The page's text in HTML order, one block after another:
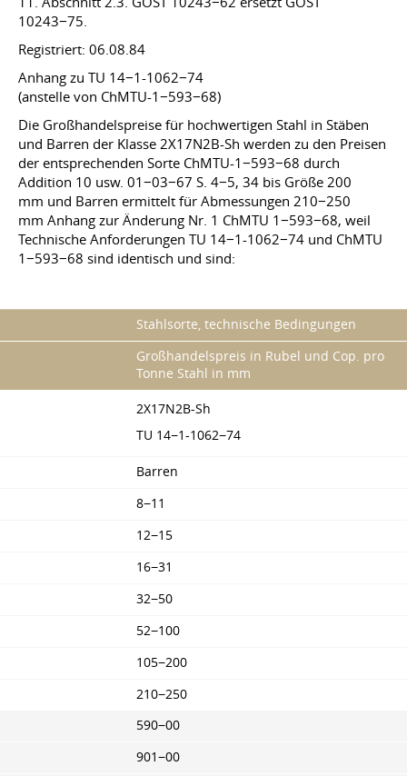
10243−75.
Registriert: 06.08.84
Anhang zu TU 14−1-1062−74
(anstelle von ChMTU-1−593−68)
Die Großhandelspreise für hochwertigen Stahl in Stäben
und Barren der Klasse 2X17N2B-Sh werden zu den Preisen
der entsprechenden Sorte ChMTU-1−593−68 durch
Addition 10 usw. 01−03−67 S. 4−5, 34 bis Größe 200
mm und Barren ermittelt für Abmessungen 210−250
mm Anhang zur Änderung Nr. 1 ChMTU 1−593−68, weil
Technische Anforderungen TU 14−1-1062−74 und ChMTU
1−593−68 sind identisch und sind:
Stahlsorte, technische Bedingungen
Großhandelspreis in Rubel und Cop. pro
Tonne Stahl in mm
2X17N2B-Sh
TU 14−1-1062−74
Barren
8−11
12−15
16−31
32−50
52−100
105−200
210−250
590−00
901−00